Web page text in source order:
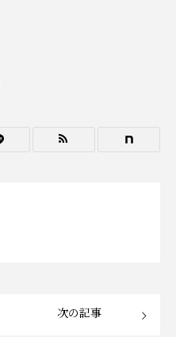
次の記事